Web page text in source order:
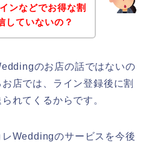
ンなどでお得な割
していないの？
のお店の話ではないの
店では、ライン登録後に割
れてくるからです。
Weddingのサービスを今後